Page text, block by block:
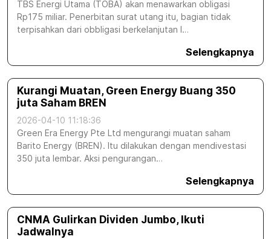
TBS Energi Utama (TOBA) akan menawarkan obligasi
Rp175 miliar. Penerbitan surat utang itu, bagian tidak
terpisahkan dari obbligasi berkelanjutan I…
Selengkapnya
Kurangi Muatan, Green Energy Buang 350
juta Saham BREN
2026-04-10 11:18:36
Green Era Energy Pte Ltd mengurangi muatan saham
Barito Energy (BREN). Itu dilakukan dengan mendivestasi
350 juta lembar. Aksi pengurangan…
Selengkapnya
CNMA Gulirkan Dividen Jumbo, Ikuti
Jadwalnya